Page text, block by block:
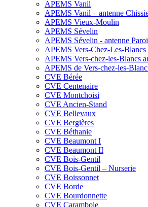
APEMS Vanil
APEMS Vanil – antenne
APEMS Vieux-Moulin
APEMS Sévelin
APEMS Sévelin - antenne
APEMS Vers-Chez-Les-Blancs
APEMS Vers-chez-les-Blancs
APEMS de Vers-chez-les-
CVE Bérée
CVE Centenaire
CVE Montchoisi
CVE Ancien-Stand
CVE Bellevaux
CVE Bergières
CVE Béthanie
CVE Beaumont I
CVE Beaumont II
CVE Bois-Gentil
CVE Bois-Gentil – Nurserie
CVE Boissonnet
CVE Borde
CVE Bourdonnette
CVE Carambole